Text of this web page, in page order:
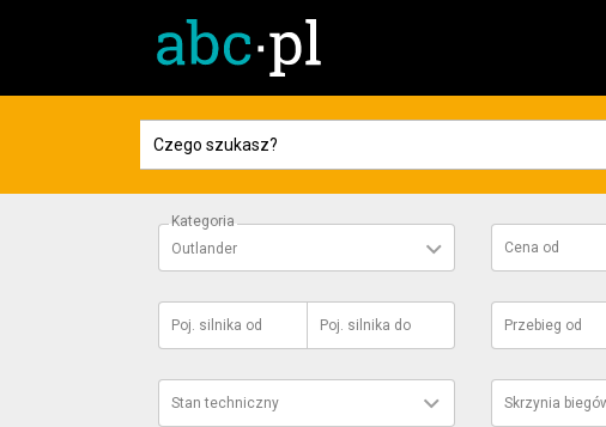
Kategoria
Outlander
Cena od
Poj. silnika od Poj. silnika do Przebieg od
Stan techniczny Skrzynia